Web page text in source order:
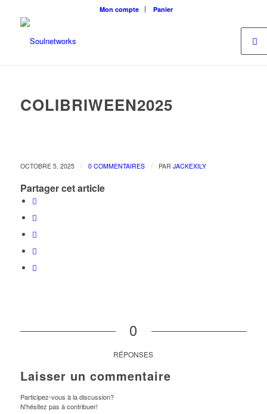
Mon compte Panier
COLIBRIWEEN2025
OCTOBRE 5, 2025 / 0 COMMENTAIRES / PAR JACKEXILY
Partager cet article
0
RÉPONSES
Laisser un commentaire
Participez-vous à la discussion?
N'hésitez pas à contribuer!